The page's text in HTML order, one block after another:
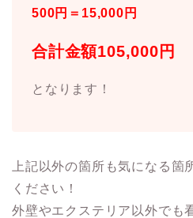
500円＝15,000円
合計金額105,000円
となります！
上記以外の箇所も気になる箇
ください！
外壁やエクステリア以外でも